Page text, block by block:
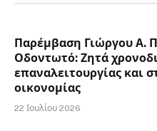
Παρέμβαση Γιώργου Α.
Οδοντωτό: Ζητά
επαναλειτουργίας και
οικονομίας
22 Ιουλίου 2026